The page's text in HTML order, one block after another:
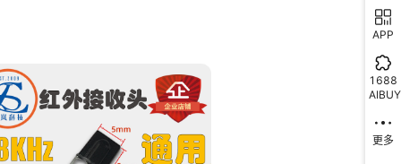
APP
1688
AIBUY
更多